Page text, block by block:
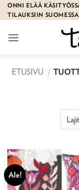
Skip
to
ONNI ELÄÄ
TILAUKSIIN SUOMESSA.
ETUSIVU /
Ale!